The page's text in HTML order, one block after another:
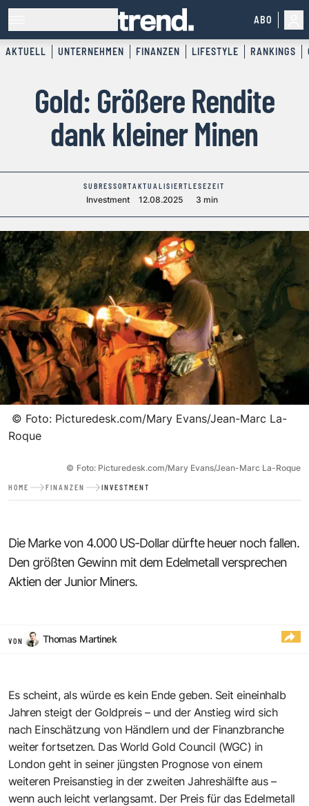
ABO
AKTUELL UNTERNEHMEN FINANZEN LIFESTYLE RANKINGS
Gold: Größere Rendite
dank kleiner Minen
SUBRESSORT
Investment
AKTUALISIERT
12.08.2025
LESEZEIT
3 min
© Foto: Picturedesk.com/Mary Evans/Jean-Marc La-
Roque
© Foto: Picturedesk.com/Mary Evans/Jean-Marc La-Roque
HOME FINANZEN INVESTMENT
Die Marke von 4.000 US-Dollar dürfte heuer noch fallen.
Den größten Gewinn mit dem Edelmetall versprechen
Aktien der Junior Miners.
VON Thomas Martinek
Es scheint, als würde es kein Ende geben. Seit eineinhalb
Jahren steigt der Goldpreis – und der Anstieg wird sich
nach Einschätzung von Händlern und der Finanzbranche
weiter fortsetzen. Das World Gold Council (WGC) in
London geht in seiner jüngsten Prognose von einem
weiteren Preisanstieg in der zweiten Jahreshälfte aus –
wenn auch leicht verlangsamt. Der Preis für das Edelmetall